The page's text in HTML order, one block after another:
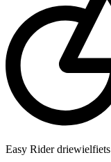
Easy Rider driewielfiets